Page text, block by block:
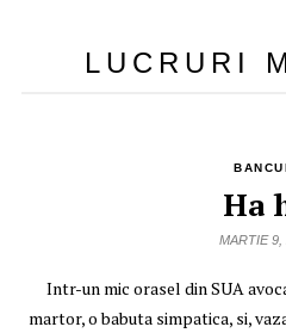
LUCRURI
Ha
MARTIE 9,
Intr-un mic orasel din SUA
martor, o babuta simpatica, si,